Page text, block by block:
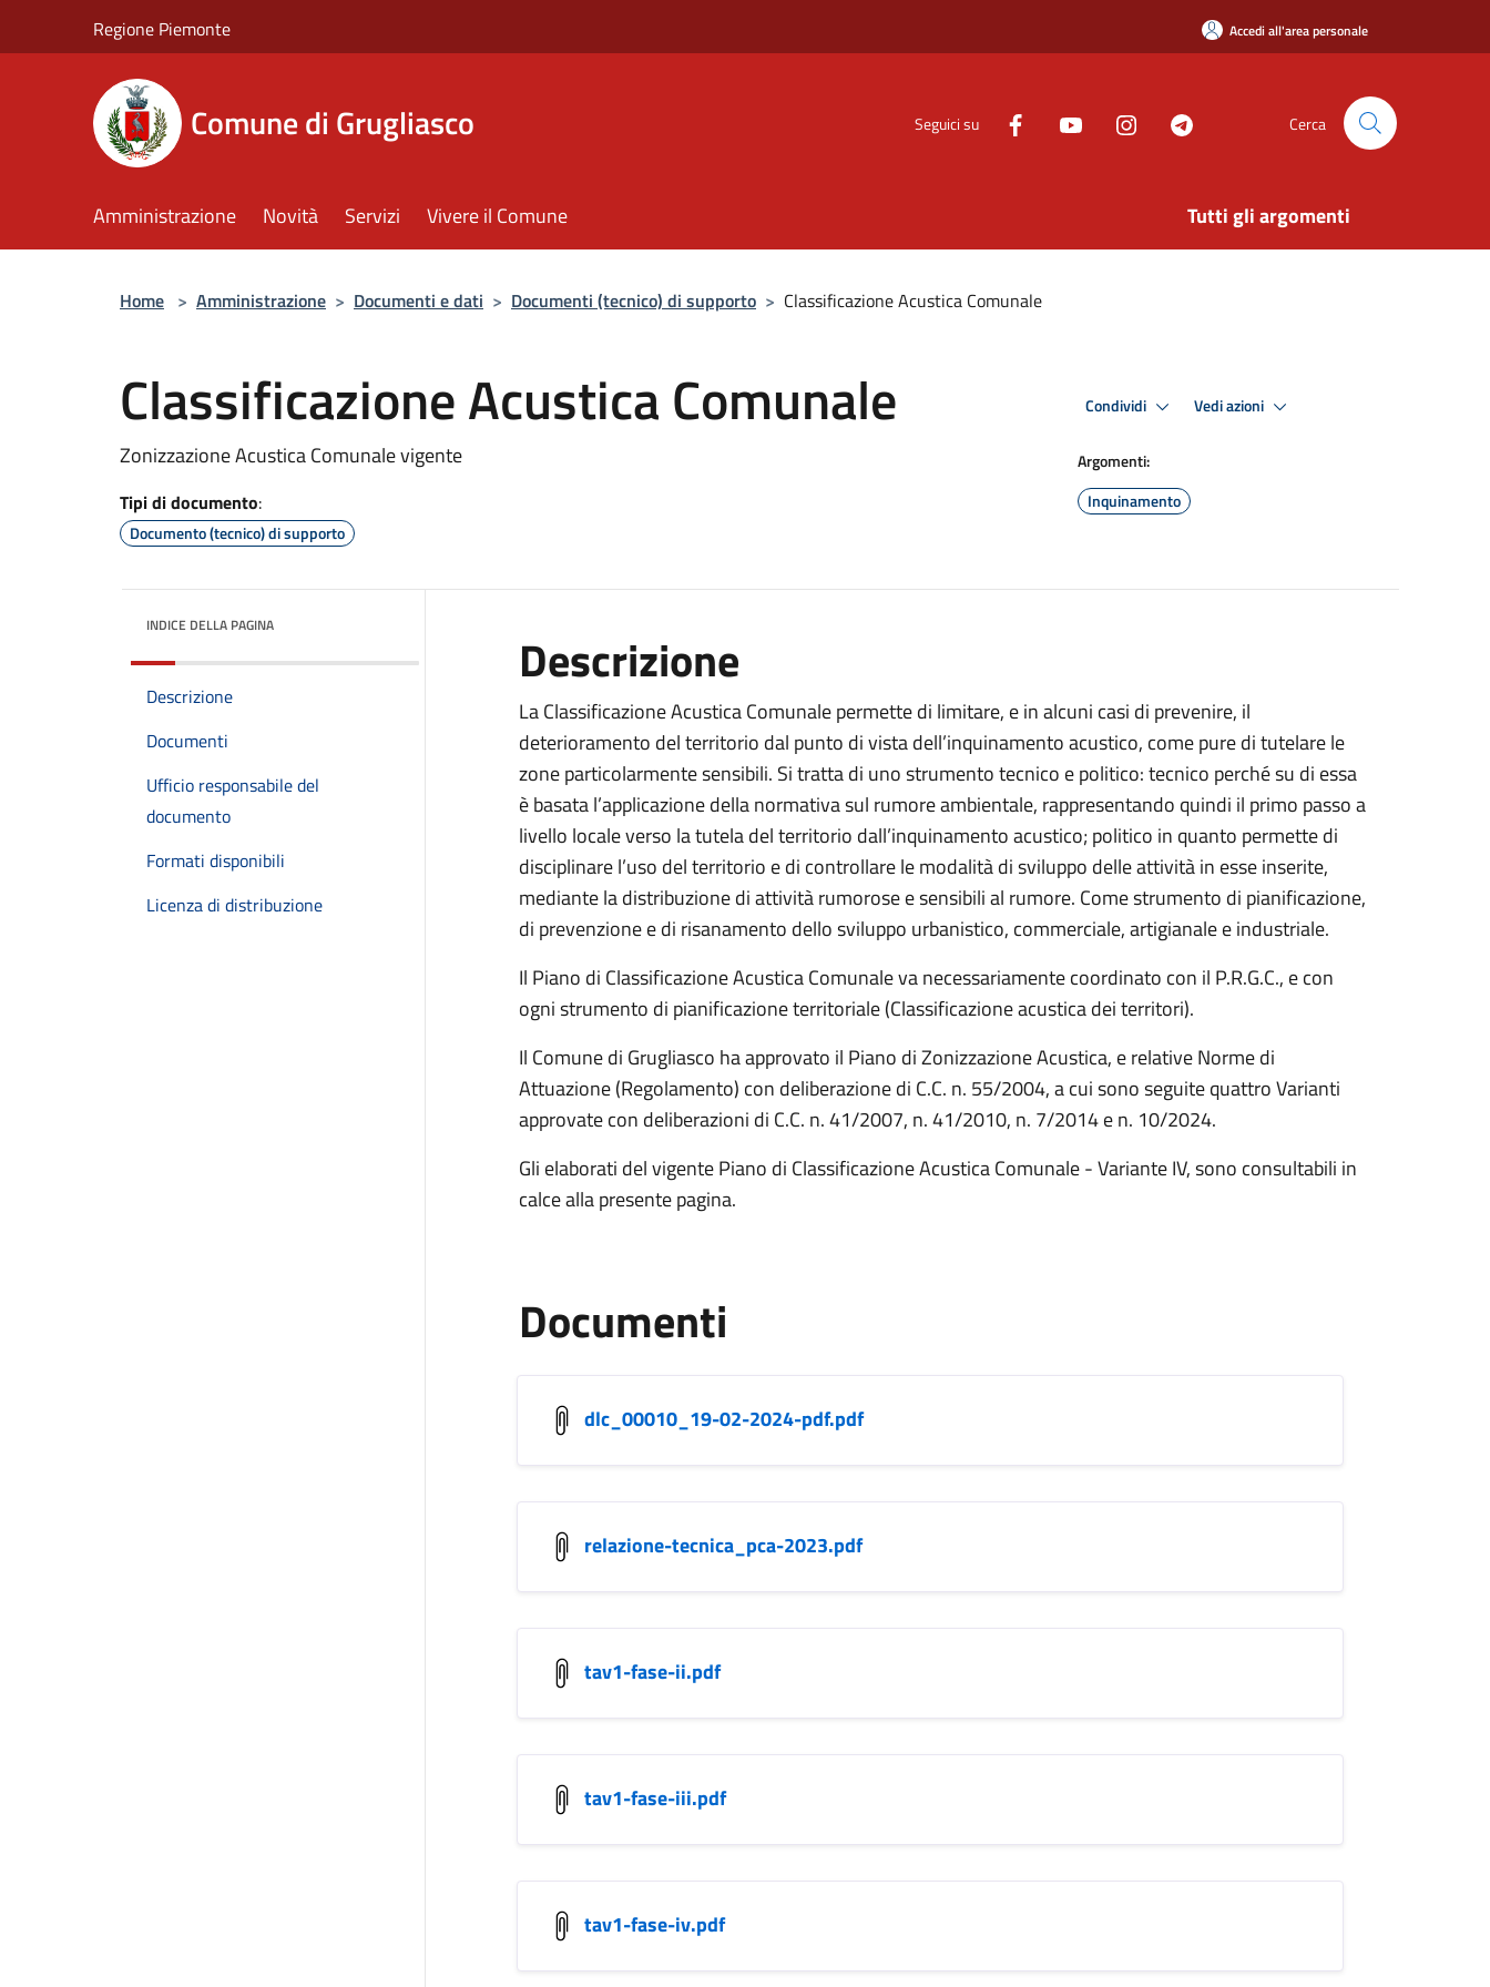
Regione Piemonte Accedi all'area personale
Comune di Grugliasco Seguici su Cerca
Amministrazione Novità Servizi Vivere il Comune Tutti gli argomenti
Home > Amministrazione > Documenti e dati > Documenti (tecnico) di supporto > Classificazione Acustica Comunale
Classificazione Acustica Comunale
Zonizzazione Acustica Comunale vigente
Tipi di documento:
Documento (tecnico) di supporto
Condividi Vedi azioni
Argomenti:
Inquinamento
INDICE DELLA PAGINA
Descrizione
Documenti
Ufficio responsabile del
documento
Formati disponibili
Licenza di distribuzione
Descrizione
La Classificazione Acustica Comunale permette di limitare, e in alcuni casi di prevenire, il
deterioramento del territorio dal punto di vista dell’inquinamento acustico, come pure di tutelare le
zone particolarmente sensibili. Si tratta di uno strumento tecnico e politico: tecnico perché su di essa
è basata l’applicazione della normativa sul rumore ambientale, rappresentando quindi il primo passo a
livello locale verso la tutela del territorio dall’inquinamento acustico; politico in quanto permette di
disciplinare l’uso del territorio e di controllare le modalità di sviluppo delle attività in esse inserite,
mediante la distribuzione di attività rumorose e sensibili al rumore. Come strumento di pianificazione,
di prevenzione e di risanamento dello sviluppo urbanistico, commerciale, artigianale e industriale.
Il Piano di Classificazione Acustica Comunale va necessariamente coordinato con il P.R.G.C., e con
ogni strumento di pianificazione territoriale (Classificazione acustica dei territori).
Il Comune di Grugliasco ha approvato il Piano di Zonizzazione Acustica, e relative Norme di
Attuazione (Regolamento) con deliberazione di C.C. n. 55/2004, a cui sono seguite quattro Varianti
approvate con deliberazioni di C.C. n. 41/2007, n. 41/2010, n. 7/2014 e n. 10/2024.
Gli elaborati del vigente Piano di Classificazione Acustica Comunale - Variante IV, sono consultabili in
calce alla presente pagina.
Documenti
dlc_00010_19-02-2024-pdf.pdf
relazione-tecnica_pca-2023.pdf
tav1-fase-ii.pdf
tav1-fase-iii.pdf
tav1-fase-iv.pdf